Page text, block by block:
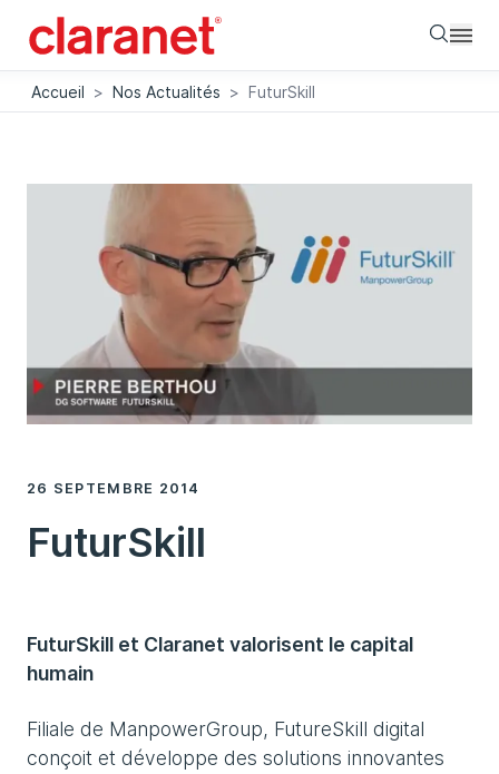
Accueil > Nos Actualités > FuturSkill
26 SEPTEMBRE 2014
FuturSkill
FuturSkill et Claranet valorisent le capital
humain
Filiale de ManpowerGroup, FutureSkill digital
conçoit et développe des solutions innovantes